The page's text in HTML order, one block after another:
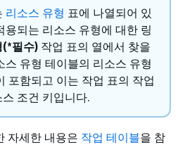
리소스 유형 표에 나열되어 있
용되는 리소스 유형에 대한 링
(*필수) 작업 표의 열에서 찾을
스 유형 테이블의 리소스 유형
포함되고 이는 작업 표의 작업
조건 키입니다.
자세한 내용은 작업 테이블을 참